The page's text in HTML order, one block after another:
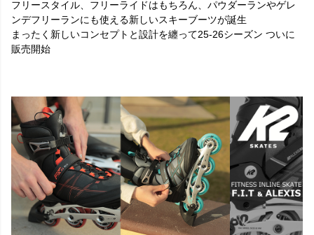
フリースタイル、フリーライドはもちろん、パウダーランやゲレ
ンデフリーランにも使える新しいスキーブーツが誕生
まったく新しいコンセプトと設計を纏って25-26シーズン ついに
販売開始